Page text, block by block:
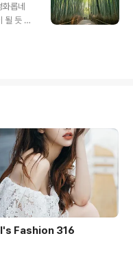
역에서
터미널
롭네
될 듯 하
드는 우
Fashion 316